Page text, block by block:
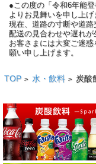
●この度の「令和6年能
よりお見舞いを申し上げ
現在、道路の寸断や道
配送の見合わせや遅れが
お客さまには大変ご迷
願い申し上げます。
TOP > 水・飲料 > 炭酸